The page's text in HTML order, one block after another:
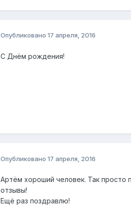
Опубликовано 17 апреля, 2016
C Днём рождения!
Опубликовано 17 апреля, 2016
Артём хороший человек. Так просто
отзывы!
Ещё раз поздравлю!